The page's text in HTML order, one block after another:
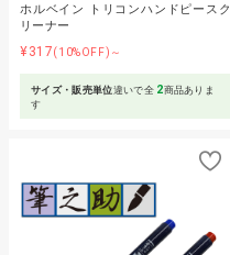
ホルベイン トリコンハンドピースク
リーナー
¥317(10%OFF)～
サイズ・販売単位違いで全 2商品ありま
す